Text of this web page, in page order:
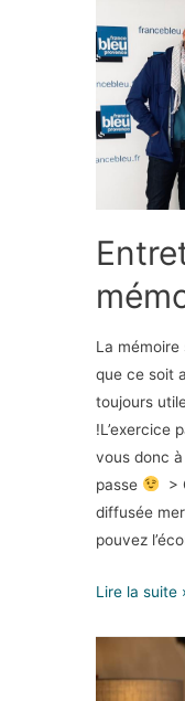
La
que ce soit
toujours
!L’exercice
vous donc
passe
>
diffusée
pouvez
Lire la suite